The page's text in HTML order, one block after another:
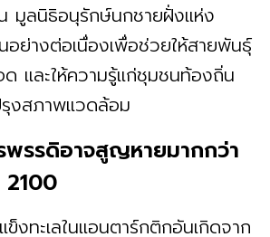
มูลนิธิอนุรักษ์นกชายฝั่งแห่ง
อย่างต่อเนื่องเพื่อช่วยให้สายพันธุ์
ด และให้ความรู้แก่ชุมชนท้องถิ่น
งสภาพแวดล้อม
รรดิอาจสูญหายมากกว่า
2100
ข็งทะเลในแอนตาร์กติกอันเกิดจาก